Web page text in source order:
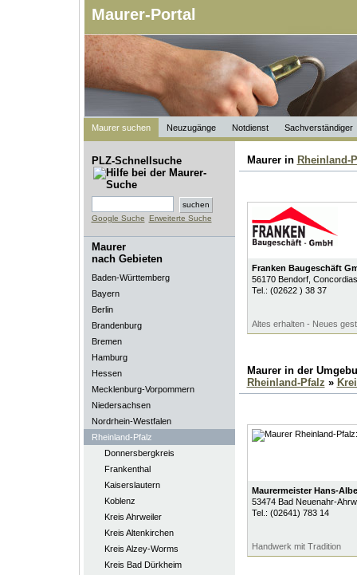
Maurer-Portal
Maurer suchen Neuzugänge Notdienst Sachverständiger
PLZ-Schnellsuche
Google Suche Erweiterte Suche
Maurer
nach Gebieten
Baden-Württemberg
Bayern
Berlin
Brandenburg
Bremen
Hamburg
Hessen
Mecklenburg-Vorpommern
Niedersachsen
Nordrhein-Westfalen
Rheinland-Pfalz
Donnersbergkreis
Frankenthal
Kaiserslautern
Koblenz
Kreis Ahrweiler
Kreis Altenkirchen
Kreis Alzey-Worms
Kreis Bad Dürkheim
Maurer in Rheinland-
Franken Baugeschäft
56170 Bendorf,
Tel.: (02622 ) 38 37
Altes erhalten - Neues
Maurer in der
Rheinland-Pfalz »
Maurermeister Hans-
53474 Bad Neuenahr-
Tel.: (02641) 783 14
Handwerk mit Tradition